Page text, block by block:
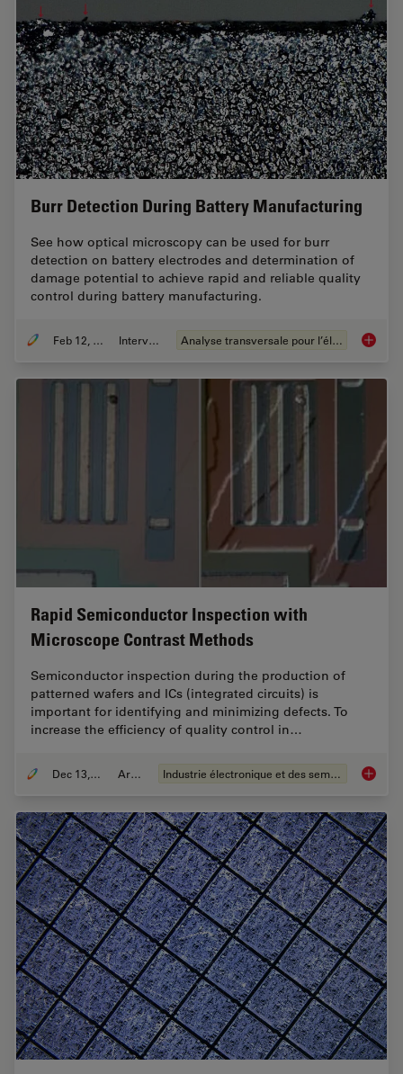
Burr Detection During Battery Manufacturing
See how optical microscopy can be used for burr
detection on battery electrodes and determination of
damage potential to achieve rapid and reliable quality
control during battery manufacturing.
Feb 12, 2026 Interviews Analyse transversale pour l’électronique Burr
Rapid Semiconductor Inspection with
Microscope Contrast Methods
Semiconductor inspection during the production of
patterned wafers and ICs (integrated circuits) is
important for identifying and minimizing defects. To
increase the efficiency of quality control in…
Dec 13, 2023 Article Industrie électronique et des semi-conducteurs Rapid